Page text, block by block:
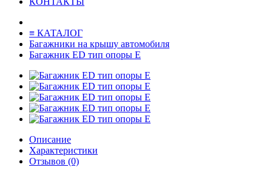
≡ КАТАЛОГ
Багажники на крышу автомобиля
Багажник ED тип опоры Е
Описание
Характеристики
Отзывов (0)